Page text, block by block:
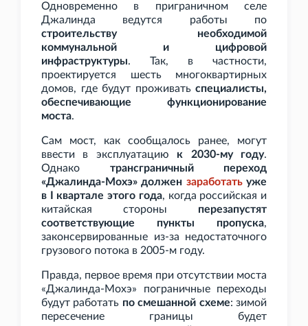
Одновременно в приграничном селе
Джалинда ведутся работы по
строительству необходимой
коммунальной и цифровой
инфраструктуры. Так, в частности,
проектируется шесть многоквартирных
домов, где будут проживать специалисты,
обеспечивающие функционирование
моста.
Сам мост, как сообщалось ранее, могут
ввести в эксплуатацию к 2030-му году.
Однако трансграничный переход
«Джалинда-Мохэ» должен заработатьуже
в I
квартале этого года, когда российская и
китайская стороны перезапустят
соответствующие пункты пропуска,
законсервированные из-за недостаточного
грузового потока в 2005-м году.
Правда, первое время при отсутствии моста
«Джалинда-Мохэ» пограничные переходы
будут работать по смешанной схеме: зимой
пересечение границы будет